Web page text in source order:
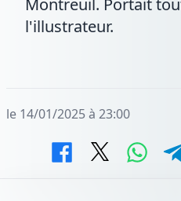
Montreuil. Portait
l'illustrateur.
le 14/01/2025 à 23:00